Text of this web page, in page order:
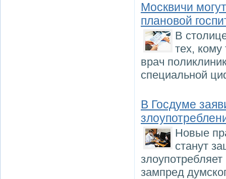
Москвичи
плановой
В
тех, кому
врач
специальной
В Госдуме
Новые
станут
зампред